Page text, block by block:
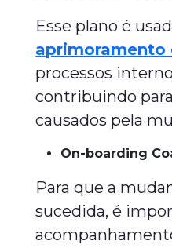
Esse plano é
aprimoramento
processos
contribuindo
causados pela
On-boarding
Para que a
sucedida, é